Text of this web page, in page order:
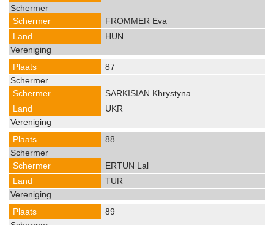
FROMMER Eva
HUN
87
SARKISIAN Khrystyna
UKR
88
ERTUN Lal
TUR
89